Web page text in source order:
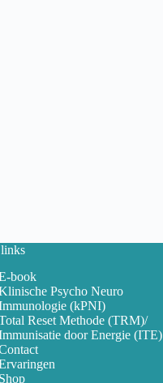
book
Psycho Neuro
(kPNI)
Reset Methode (TRM)/
door Energie (ITE)
Shop